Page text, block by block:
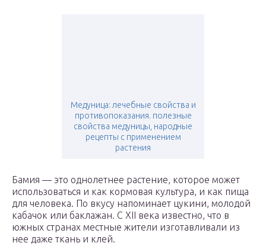
Медуница: лечебные свойства и
противопоказания. полезные
свойства медуницы, народные
рецепты с применением
растения
Бамия — это однолетнее растение, которое может
использоваться и как кормовая культура, и как пища
для человека. По вкусу напоминает цукини, молодой
кабачок или баклажан. С XII века известно, что в
южных странах местные жители изготавливали из
нее даже ткань и клей.